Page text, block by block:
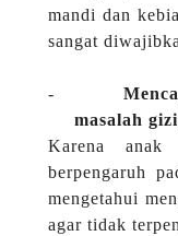
mandi dan
sangat
-
masalah
Karena anak
berpengaruh
mengetahui
agar tidak